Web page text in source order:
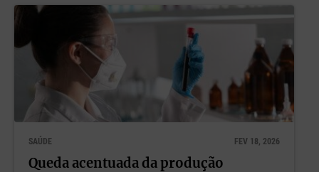
SAÚDE FEV 18, 2026
Queda acentuada da produção